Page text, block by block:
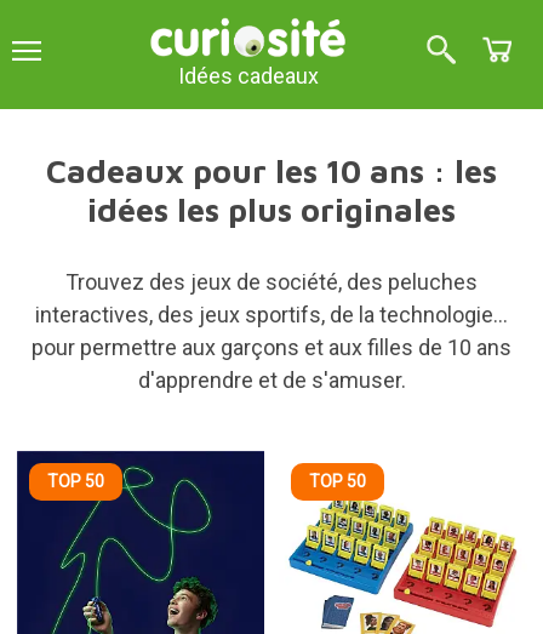
Idées cadeaux
Cadeaux pour les 10 ans : les
idées les plus originales
Trouvez des jeux de société, des peluches
interactives, des jeux sportifs, de la technologie...
pour permettre aux garçons et aux filles de 10 ans
d'apprendre et de s'amuser.
TOP 50 TOP 50